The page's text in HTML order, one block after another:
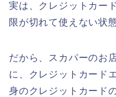
実は、クレジットカー
限が切れて使えない状
だから、スカパーのお
に、クレジットカード
身のクレジットカード